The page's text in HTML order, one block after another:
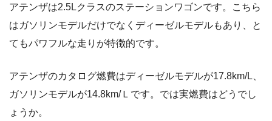
アテンザは2.5Lクラスのステーションワゴンです。こちら
はガソリンモデルだけでなくディーゼルモデルもあり、と
てもパワフルな走りが特徴的です。
アテンザのカタログ燃費はディーゼルモデルが17.8km/L、
ガソリンモデルが14.8km/Ｌです。では実燃費はどうでし
ょうか。